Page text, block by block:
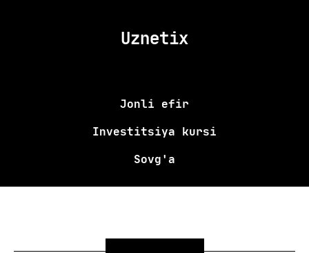
Uznetix
Jonli efir
Investitsiya kursi
Sovg'a